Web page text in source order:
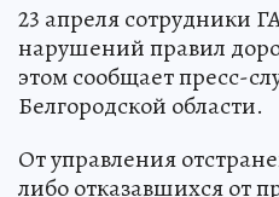
23 апреля сотрудники
нарушений правил
этом сообщает пресс-
Белгородской области.
От управления
либо отказавшихся от